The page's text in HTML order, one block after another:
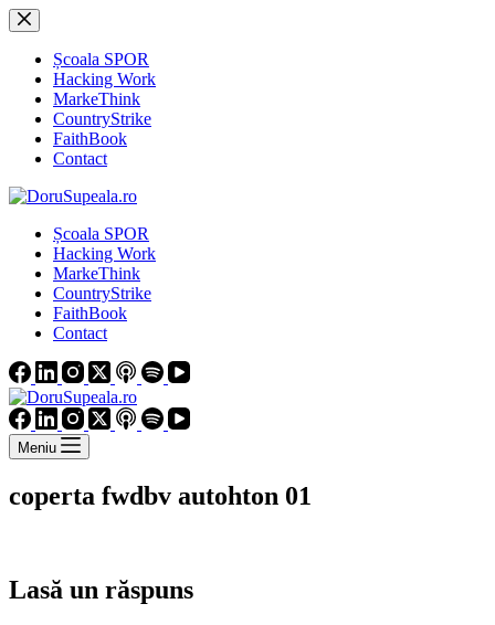
Sari
la
conținutȘcoala SPOR
Hacking Work
MarkeThink
CountryStrike
FaithBook
Contact
Școala SPOR
Hacking Work
MarkeThink
CountryStrike
FaithBook
Contact
Meniu
coperta fwdbv autohton 01
Lasă un răspuns